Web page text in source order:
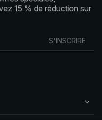
15 % de réduction sur
S'INSCRIRE